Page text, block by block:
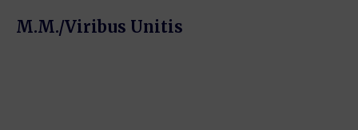
M.M./Viribus Unitis